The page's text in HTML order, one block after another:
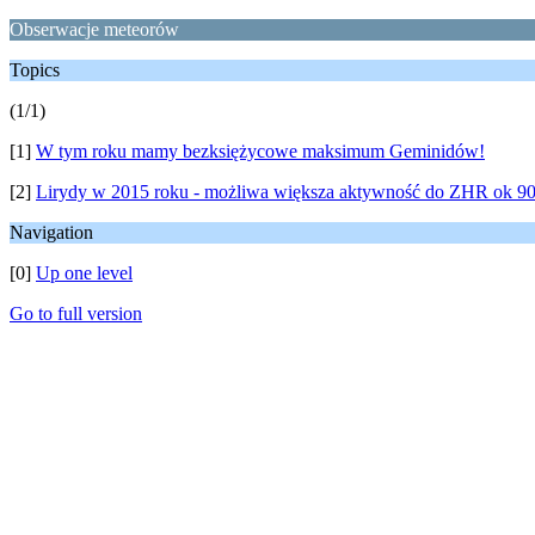
Obserwacje meteorów
Topics
(1/1)
[1] W tym roku mamy bezksiężycowe maksimum Geminidów!
[2] Lirydy w 2015 roku - możliwa większa aktywność do ZHR ok
Navigation
[0] Up one level
Go to full version